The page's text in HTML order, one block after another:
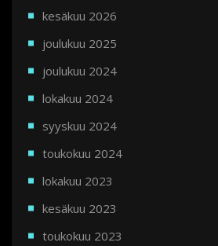
kesäkuu 2026
joulukuu 2025
joulukuu 2024
lokakuu 2024
syyskuu 2024
toukokuu 2024
lokakuu 2023
kesäkuu 2023
toukokuu 2023